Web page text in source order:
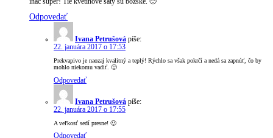
Odpovedať
Ivana Petrušová píše:
22. januára 2017 o 17:53
Prekvapivo je naozaj kvalitný a teplý! Rýchlo sa však pokrčí a nedá sa zapnúť, čo by
mohlo niekomu vadiť. 🙂
Odpovedať
Ivana Petrušová píše:
22. januára 2017 o 17:55
A veľkosť sedí presne! 🙂
Odpovedať